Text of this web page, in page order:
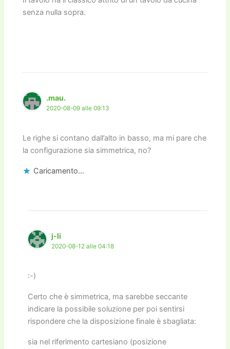
senza nulla sopra.
.mau.
2020-08-09 alle 09:13
Le righe si contano dall’alto in basso, ma mi pare che
la configurazione sia simmetrica, no?
Caricamento...
j-li
2020-08-12 alle 04:18
:-)
Certo che è simmetrica, ma sarebbe seccante
indicare la possibile soluzione per poi sentirsi
rispondere che la disposizione finale è sbagliata:
sia nel riferimento cartesiano (posizione